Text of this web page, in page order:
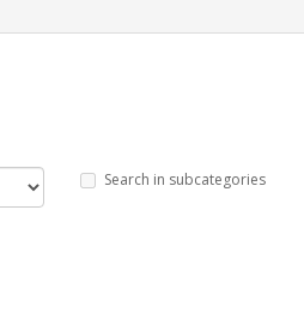
Search in subcategories